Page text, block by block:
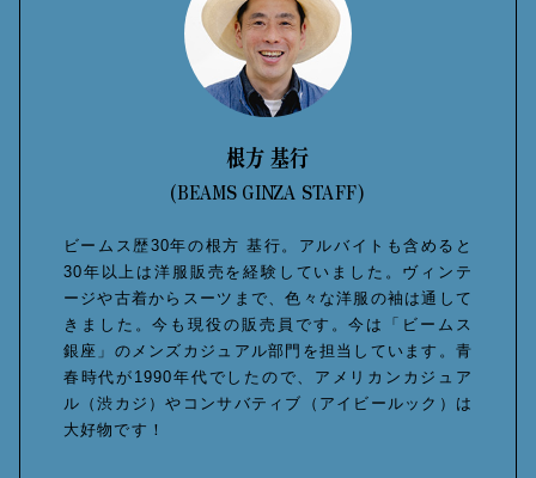
根方 基行
(BEAMS GINZA STAFF)
ビームス歴30年の根方 基行。アルバイトも含めると
30年以上は洋服販売を経験していました。ヴィンテ
ージや古着からスーツまで、色々な洋服の袖は通して
きました。今も現役の販売員です。今は「ビームス
銀座」のメンズカジュアル部門を担当しています。青
春時代が1990年代でしたので、アメリカンカジュア
ル（渋カジ）やコンサバティブ（アイビールック）は
大好物です！